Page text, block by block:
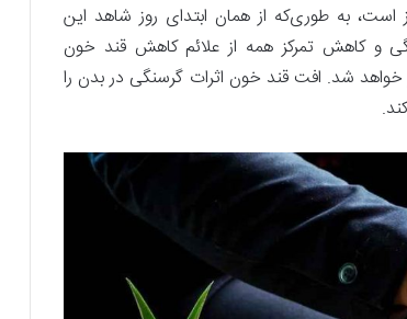
به ‌طوری‌که از همان ابتدای روز شاهد این
و کاهش تمرکز همه از علائم کاهش قند خون
شد. افت قند خون اثرات گرسنگی در بدن را